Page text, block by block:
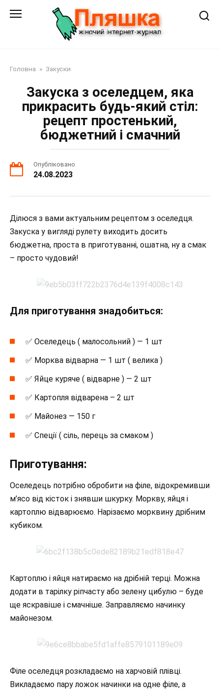
Головна » Закуски
Закуска з оселедцем, яка
прикрасить будь-який стіл:
рецепт простенький,
бюджетний і смачний
Опубліковано
24.08.2023
Ділюся з вами актуальним рецептом з оселедця.
Закуска у вигляді рулету виходить досить
бюджетна, проста в приготуванні, ошатна, ну а смак
– просто чудовий!
Для приготування знадобиться:
✅ Оселедець ( малосольний ) — 1 шт
✅ Морква відварна — 1 шт ( велика )
✅ Яйце куряче ( відварне ) — 2 шт
✅ Картопля відварена – 2 шт
✅ Майонез — 150 г
✅ Спеції ( сіль, перець за смаком )
Приготування:
Оселедець потрібно обробити на філе, відокремивши
м’ясо від кісток і знявши шкурку. Моркву, яйця і
картоплю відварюємо. Нарізаємо морквину дрібним
кубиком.
Картоплю і яйця натираємо на дрібній терці. Можна
додати в тарілку ріпчасту або зелену цибулю – буде
ще яскравіше і смачніше. Заправляємо начинку
майонезом.
Філе оселедця розкладаємо на харчовій плівці.
Викладаємо пару ложок начинки на одне філе, а